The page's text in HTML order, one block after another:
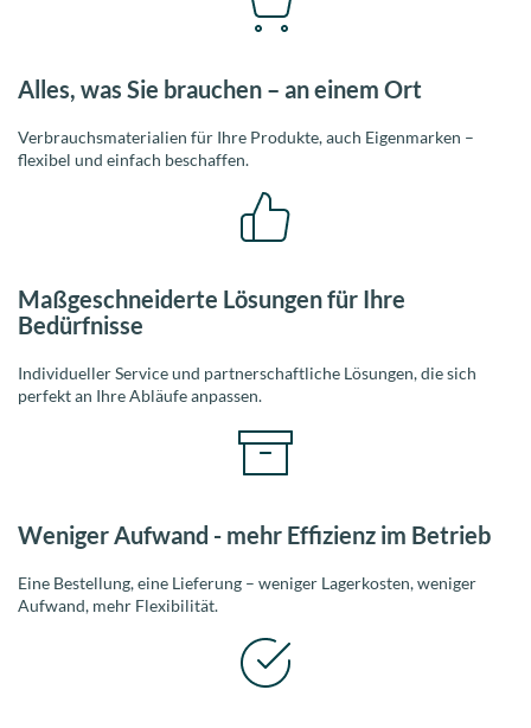
Alles, was Sie brauchen – an einem Ort
Verbrauchsmaterialien für Ihre Produkte, auch Eigenmarken –
flexibel und einfach beschaffen.
Maßgeschneiderte Lösungen für Ihre
Bedürfnisse
Individueller Service und partnerschaftliche Lösungen, die sich
perfekt an Ihre Abläufe anpassen.
Weniger Aufwand - mehr Effizienz im Betrieb
Eine Bestellung, eine Lieferung – weniger Lagerkosten, weniger
Aufwand, mehr Flexibilität.